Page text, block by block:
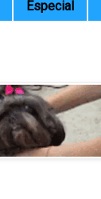
Especial